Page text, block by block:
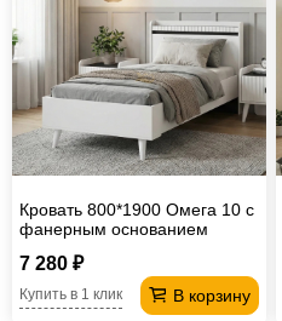
Кровать 800*1900 Омега 10 с
фанерным основанием
7 280 ₽
В корзину
Купить в 1 клик